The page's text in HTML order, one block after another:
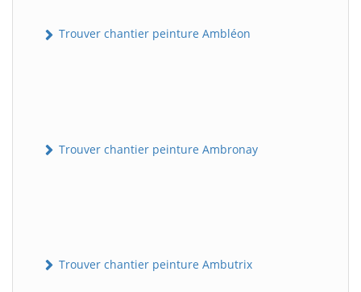
Trouver chantier peinture Ambléon
Trouver chantier peinture Ambronay
Trouver chantier peinture Ambutrix